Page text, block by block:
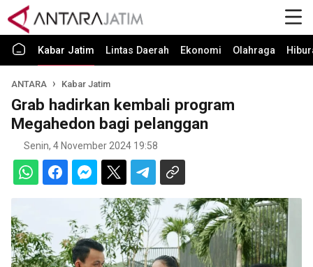
Kabar Jatim Lintas Daerah Ekonomi Olahraga
ANTARA Kabar Jatim
Grab hadirkan kembali program
Megahedon bagi pelanggan
Senin, 4 November 2024 19:58